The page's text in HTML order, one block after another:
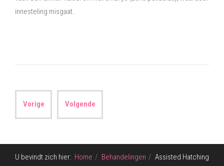
innesteling misgaat.
Vorige Volgende
U bevindt zich hier: Home Behandelingen Assisted Hatching